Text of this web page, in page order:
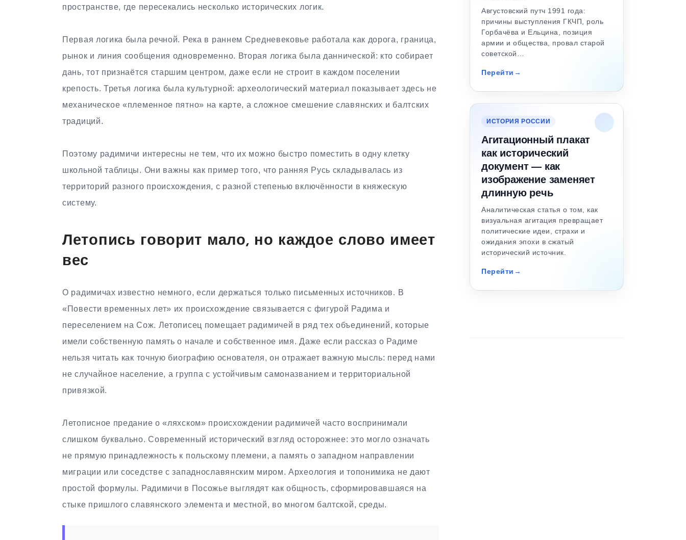
пространстве, где пересекались несколько исторических логик.
Первая логика была речной. Река в раннем Средневековье работала как дорога, граница,
рынок и линия сообщения одновременно. Вторая логика была даннической: кто собирает
дань, тот признаётся старшим центром, даже если не строит в каждом поселении
крепость. Третья логика была культурной: археологический материал показывает здесь не
механическое «племенное пятно» на карте, а сложное смешение славянских и балтских
традиций.
Поэтому радимичи интересны не тем, что их можно быстро поместить в одну клетку
школьной таблицы. Они важны как пример того, что ранняя Русь складывалась из
территорий разного происхождения, с разной степенью включённости в княжескую
систему.
Летопись говорит мало, но каждое слово имеет
вес
О радимичах известно немного, если держаться только письменных источников. В
«Повести временных лет» их происхождение связывается с фигурой Радима и
переселением на Сож. Летописец помещает радимичей в ряд тех объединений, которые
имели собственную память о начале и собственное имя. Даже если рассказ о Радиме
нельзя читать как точную биографию основателя, он отражает важную мысль: перед нами
не случайное население, а группа с устойчивым самоназванием и территориальной
привязкой.
Летописное предание о «ляхском» происхождении радимичей часто воспринимали
слишком буквально. Современный исторический взгляд осторожнее: это могло означать
не прямую принадлежность к польскому племени, а память о западном направлении
миграции или соседстве с западнославянским миром. Археология и топонимика не дают
простой формулы. Радимичи в Посожье выглядят как общность, сформировавшаяся на
стыке пришлого славянского элемента и местной, во многом балтской, среды.
Августовский путч 1991 года:
причины выступления ГКЧП, роль
Горбачёва и Ельцина, позиция
армии и общества, провал старой
советской…
Перейти
ИСТОРИЯ РОССИИ
Агитационный плакат
как исторический
документ — как
изображение заменяет
длинную речь
Аналитическая статья о том, как
визуальная агитация превращает
политические идеи, страхи и
ожидания эпохи в сжатый
исторический источник.
Перейти